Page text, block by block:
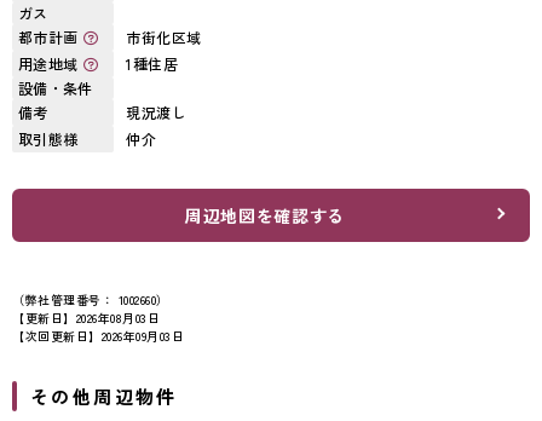
ガス
都市計画
市街化区域
用途地域
1種住居
設備・条件
備考
現況渡し
取引態様
仲介
周辺地図を確認する
（弊社管理番号： 1002660）
【更新日】2026年08月03日
【次回更新日】2026年09月03日
その他周辺物件